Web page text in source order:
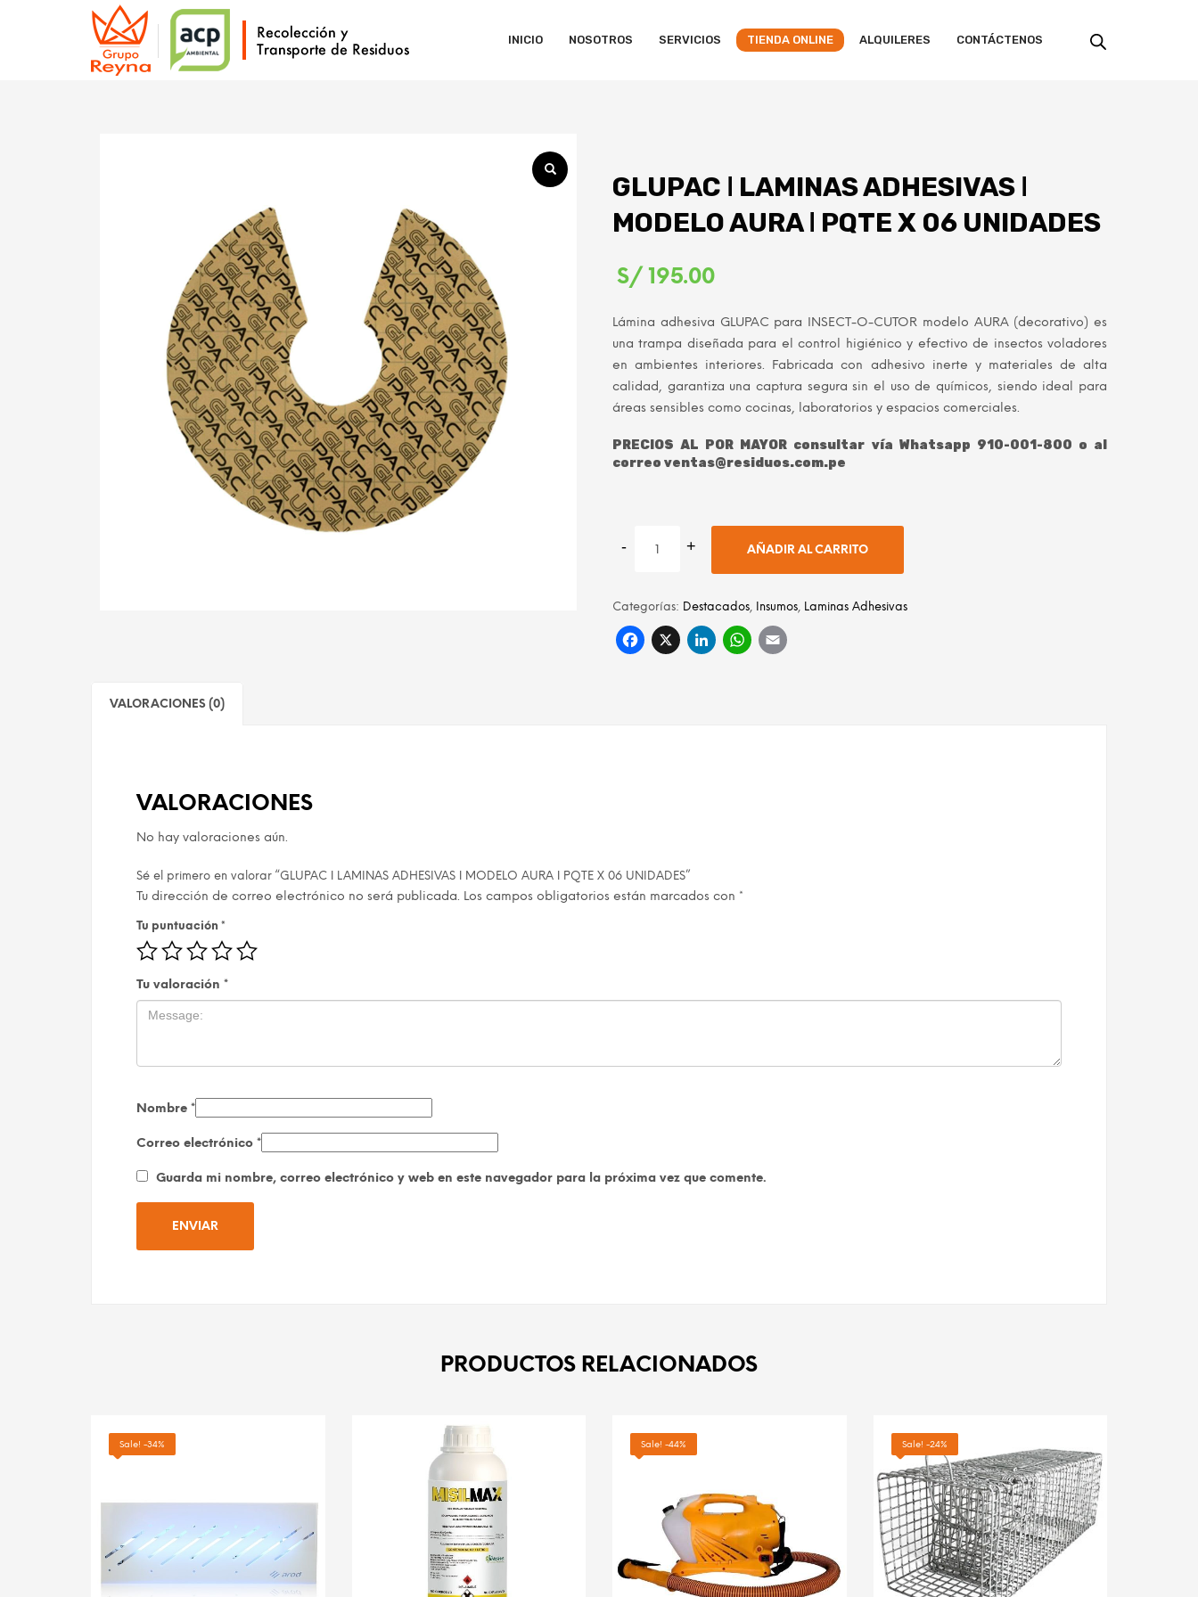
INICIO NOSOTROS SERVICIOS TIENDA ONLINE ALQUILERES CONTÁCTENOS
GLUPAC ǀ LAMINAS ADHESIVAS ǀ
MODELO AURA ǀ PQTE X 06 UNIDADES
S/ 195.00
Lámina adhesiva GLUPAC para INSECT-O-CUTOR modelo AURA (decorativo) es
una trampa diseñada para el control higiénico y efectivo de insectos voladores
en ambientes interiores. Fabricada con adhesivo inerte y materiales de alta
calidad, garantiza una captura segura sin el uso de químicos, siendo ideal para
áreas sensibles como cocinas, laboratorios y espacios comerciales.
PRECIOS AL POR MAYOR consultar vía Whatsapp 910-001-800 o al
correo ventas@residuos.com.pe
AÑADIR AL CARRITO
Categorías: Destacados, Insumos, Laminas Adhesivas
Facebook
X LinkedIn
WhatsApp
VALORACIONES (0)
VALORACIONES
No hay valoraciones aún.
Sé el primero en valorar “GLUPAC ǀ LAMINAS ADHESIVAS ǀ MODELO AURA ǀ PQTE X 06 UNIDADES”
Tu dirección de correo electrónico no será publicada. Los campos obligatorios están marcados con *
Tu puntuación *
Tu valoración *
Nombre *
Correo electrónico *
Guarda mi nombre, correo electrónico y web en este navegador para la próxima vez que comente.
PRODUCTOS RELACIONADOS
Sale! -34% Sale! -44% Sale! -24%